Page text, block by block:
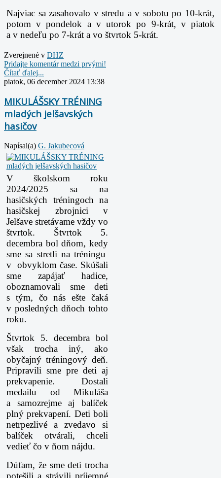
Najviac sa zasahovalo v stredu a v sobotu po 10-krát,
potom v pondelok a v utorok po 9-krát, v piatok
a v nedeľu po 7-krát a vo štvrtok 5-krát.
Zverejnené v DHZ
Pridajte komentár medzi prvými!
Čítať ďalej...
piatok, 06 december 2024 13:38
MIKULÁŠSKY TRÉNING
mladých jelšavských
hasičov
Napísal(a) G. Jakubecová
V školskom roku
2024/2025 sa na
hasičských tréningoch na
hasičskej zbrojnici v
Jelšave stretávame vždy vo
štvrtok. Štvrtok 5.
decembra bol dňom, kedy
sme sa stretli na tréningu
v obvyklom čase. Skúšali
sme zapájať hadice,
oboznamovali sme deti
s tým, čo nás ešte čaká
v posledných dňoch tohto
roku.
Štvrtok 5. decembra bol
však trocha iný, ako
obyčajný tréningový deň.
Pripravili sme pre deti aj
prekvapenie. Dostali
medailu od Mikuláša
a samozrejme aj balíček
plný prekvapení. Deti boli
netrpezlivé a zvedavo si
balíček otvárali, chceli
vedieť čo v ňom nájdu.
Dúfam, že sme deti trocha
potešili a strávili príjemné